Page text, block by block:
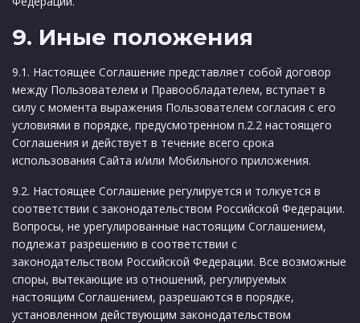
9. Иные положения
9.1. Настоящее Соглашение представляет собой договор
между Пользователем и Правообладателем, вступает в
силу с момента выражения Пользователем согласия с его
условиями в порядке, предусмотренном п.2.2 настоящего
Соглашения и действует в течение всего срока
использования Сайта и/или Мобильного приложения.
9.2. Настоящее Соглашение регулируется и толкуется в
соответствии с законодательством Российской Федерации.
Вопросы, не урегулированные настоящим Соглашением,
подлежат разрешению в соответствии с
законодательством Российской Федерации. Все возможные
споры, вытекающие из отношений, регулируемых
настоящим Соглашением, разрешаются в порядке,
установленном действующим законодательством